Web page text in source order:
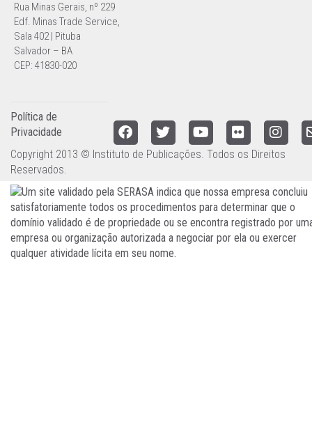
Rua Minas Gerais, nº 229
Edf. Minas Trade Service,
Sala 402 | Pituba
Salvador – BA
CEP: 41830-020
Política de
Privacidade
Copyright 2013 © Instituto de Publicações. Todos os Direitos
Reservados.